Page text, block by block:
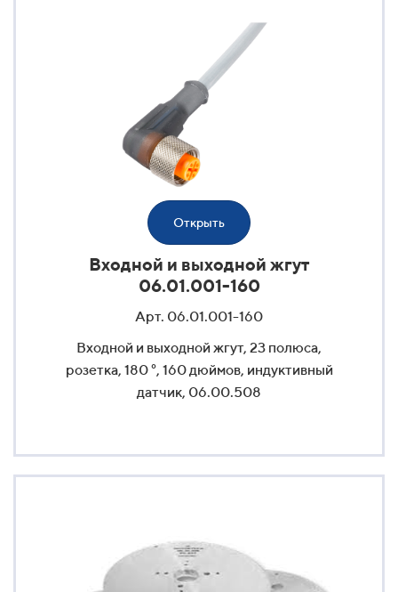
Открыть
Входной и выходной жгут
06.01.001-160
Арт. 06.01.001-160
Входной и выходной жгут, 23 полюса,
розетка, 180 °, 160 дюймов, индуктивный
датчик, 06.00.508